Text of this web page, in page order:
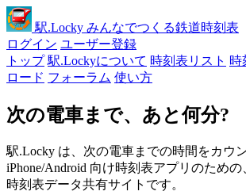
駅.Locky みんなでつくる鉄道時刻表
ログイン ユーザー登録
トップ 駅.Lockyについて 時刻表リスト 時
ロード フォーラム 使い方
次の電車まで、あと何分?
駅.Locky は、次の電車までの時間をカウ
iPhone/Android 向け時刻表アプリのため
時刻表データ共有サイトです。